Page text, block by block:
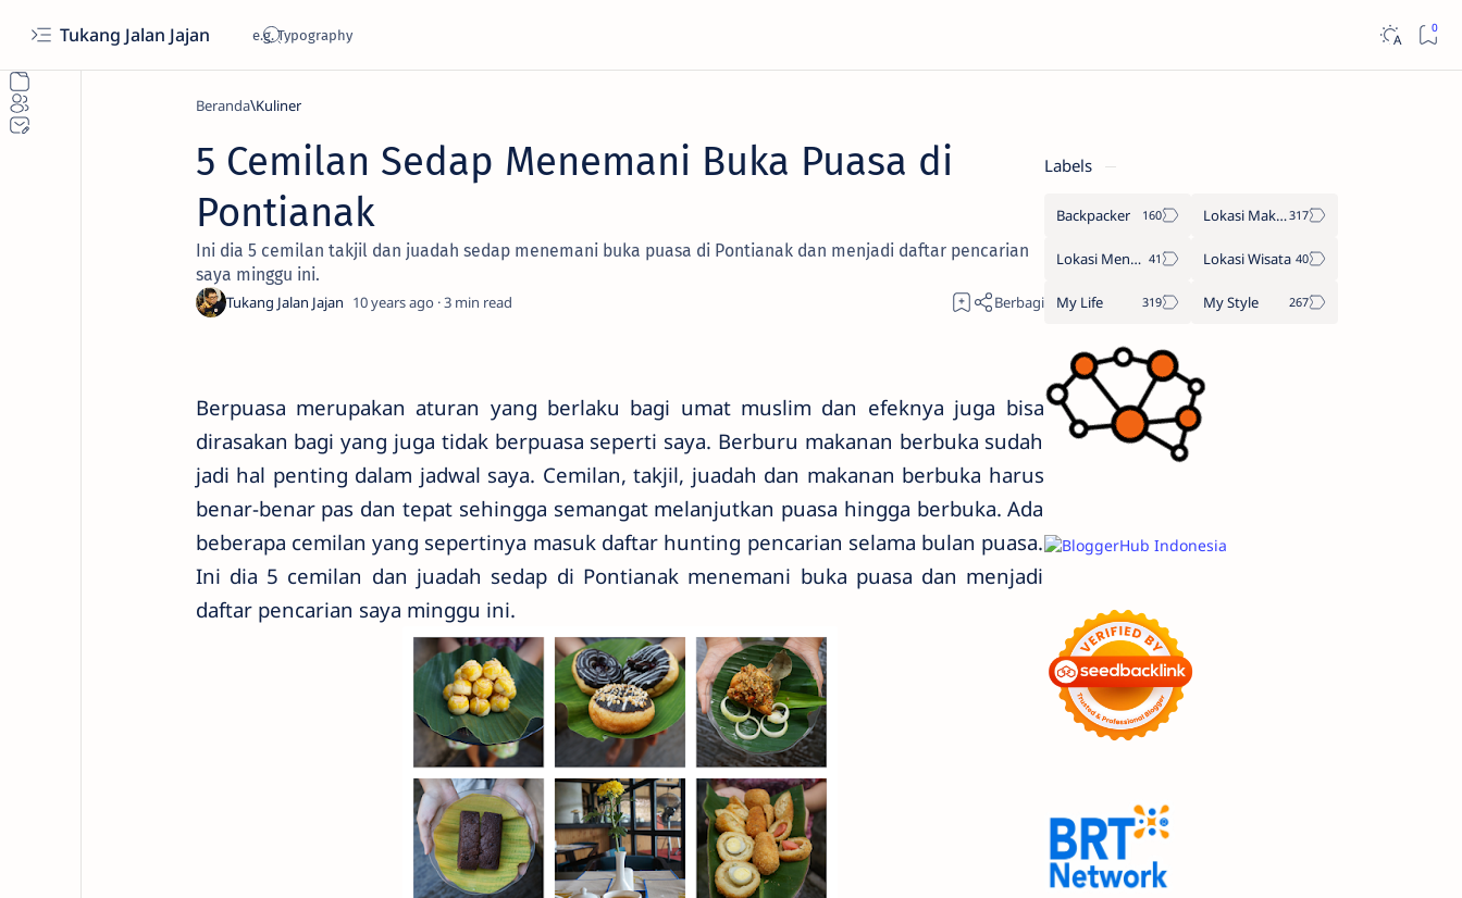
Tukang Jalan Jajan
Beranda Kuliner
5 Cemilan Sedap Menemani Buka Puasa di
Pontianak
Ini dia 5 cemilan takjil dan juadah sedap menemani buka puasa di Pontianak dan menjadi daftar pencarian
saya minggu ini.
10 years ago 3
Berpuasa merupakan aturan yang berlaku bagi umat muslim dan efeknya juga bisa
dirasakan bagi yang juga tidak berpuasa seperti saya. Berburu makanan berbuka sudah
jadi hal penting dalam jadwal saya. Cemilan, takjil, juadah dan makanan berbuka harus
benar-benar pas dan tepat sehingga semangat melanjutkan puasa hingga berbuka. Ada
beberapa cemilan yang sepertinya masuk daftar hunting pencarian selama bulan puasa.
Ini dia 5 cemilan dan juadah sedap di Pontianak menemani buka puasa dan menjadi
daftar pencarian saya minggu ini.
Labels
Backpacker Lokasi Makan
Lokasi Menginap Lokasi Wisata
My Life My Style